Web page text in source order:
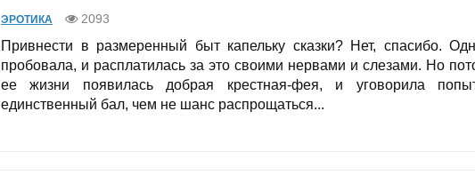
ЭРОТИКА 2093
Привнести в размеренный быт капельку сказки? Нет, спасибо.
пробовала, и расплатилась за это своими нервами и слезами. Но
ее жизни появилась добрая крестная-фея, и уговорила
единственный бал, чем не шанс распрощаться...